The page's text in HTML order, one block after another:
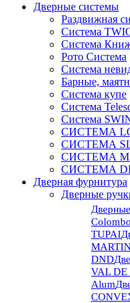
Дверные системы
Раздвижная
Система
Система
Рото Система
Система
Барные,
Система купе
Система
Система
СИСТЕМА
СИСТЕМА
СИСТЕМА
СИСТЕМА
Дверная фурнитура
Дверные
Colombo
TUPAI
DND
VAL DE
Alum